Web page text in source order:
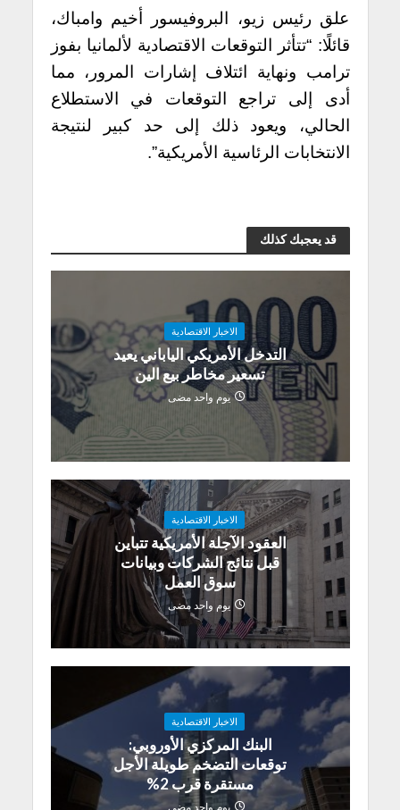
علق رئيس زيو، البروفيسور أخيم وامباك،
قائلًا: “تتأثر التوقعات الاقتصادية لألمانيا بفوز
ترامب ونهاية ائتلاف إشارات المرور، مما
أدى إلى تراجع التوقعات في الاستطلاع
الحالي، ويعود ذلك إلى حد كبير لنتيجة
الانتخابات الرئاسية الأمريكية”.
قد يعجبك كذلك
الاخبار الاقتصادية
التدخل الأمريكي الياباني يعيد
تسعير مخاطر بيع الين
يوم واحد مضى
الاخبار الاقتصادية
العقود الآجلة الأمريكية تتباين
قبل نتائج الشركات وبيانات
سوق العمل
يوم واحد مضى
الاخبار الاقتصادية
البنك المركزي الأوروبي:
توقعات التضخم طويلة الأجل
مستقرة قرب 2%
يوم واحد مضى